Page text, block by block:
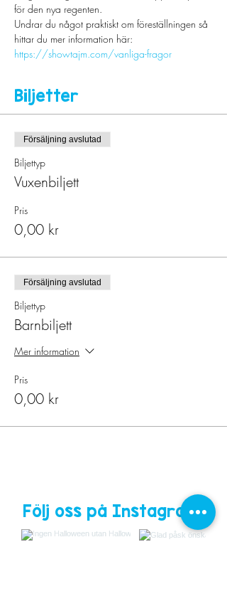
för den nya regenten.
Undrar du något praktiskt om föreställningen så
hittar du mer information här:
https://showtajm.com/vanliga-fragor
Biljetter
Försäljning avslutad
Biljettyp
Vuxenbiljett
Pris
0,00 kr
Försäljning avslutad
Biljettyp
Barnbiljett
Mer information
Pris
0,00 kr
Följ oss på Instagram!